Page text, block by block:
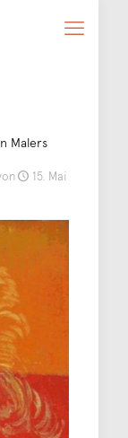
Malers
15. Mai